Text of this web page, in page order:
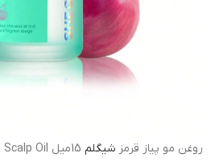
روغن مو پیاز قرمز شیگلم